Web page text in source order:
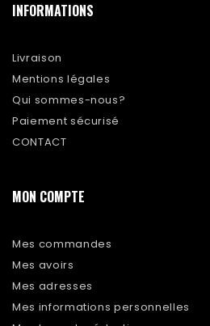
INFORMATIONS
Livraison
Mentions légales
Qui sommes-nous?
Paiement sécurisé
CONTACT
MON COMPTE
Mes commandes
Mes avoirs
Mes adresses
Mes informations personnelles